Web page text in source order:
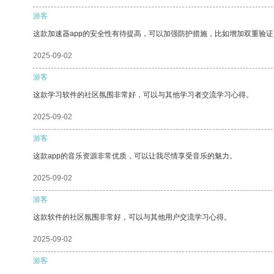
游客
这款加速器app的安全性有待提高，可以加强防护措施，比如增加双重验
2025-09-02
游客
这款学习软件的社区氛围非常好，可以与其他学习者交流学习心得。
2025-09-02
游客
这款app的音乐资源非常优质，可以让我尽情享受音乐的魅力。
2025-09-02
游客
这款软件的社区氛围非常好，可以与其他用户交流学习心得。
2025-09-02
游客